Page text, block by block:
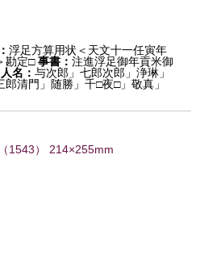
浮足方算用状＜天文十一任寅年
勘定□ 事書：注進浮足御年貢米御
人名：与次郎」七郎次郎」浄琳」
清門」随勝」千□夜□」敬真」
（1543） 214×255mm